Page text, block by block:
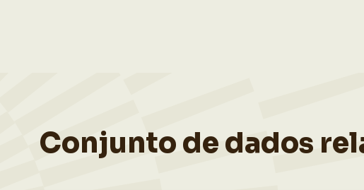
Conjunto de dados